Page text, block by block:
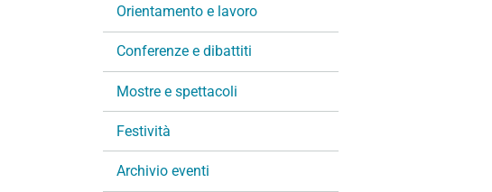
i
n
Orientamento e lavoro
Conferenze e dibattiti
Mostre e spettacoli
Festività
Archivio eventi